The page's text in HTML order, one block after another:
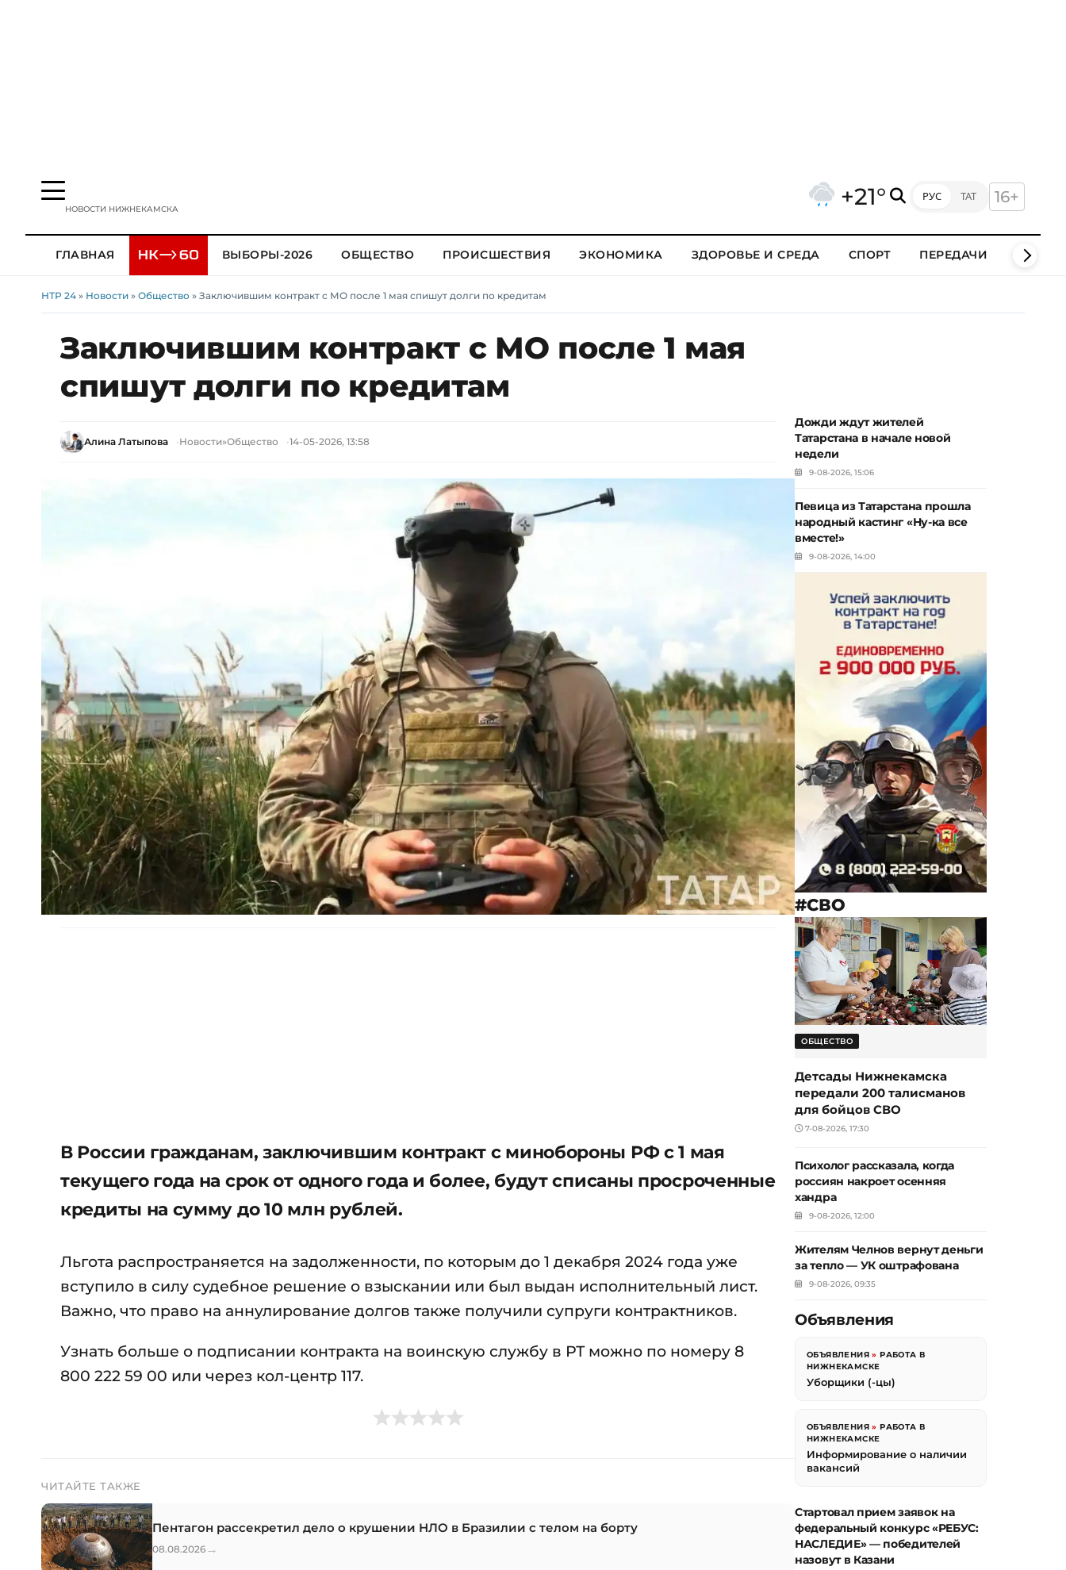
НОВОСТИ НИЖНЕКАМСКА +21° РУС ТАТ 16+
ГЛАВНАЯ ВЫБОРЫ-2026 ОБЩЕСТВО ПРОИСШЕСТВИЯ ЭКОНОМИКА ЗДОРОВЬЕ И СРЕДА СПОРТ ПЕРЕДАЧИ КЛИПЫ
НТР 24 » Новости » Общество » Заключившим контракт с МО после 1 мая спишут долги по кредитам
Заключившим контракт с МО после 1 мая
спишут долги по кредитам
Алина Латыпова Новости»Общество 14-05-2026, 13:58
В России гражданам, заключившим контракт с минобороны РФ с 1 мая
текущего года на срок от одного года и более, будут списаны просроченные
кредиты на сумму до 10 млн рублей.
Льгота распространяется на задолженности, по которым до 1 декабря 2024 года уже
вступило в силу судебное решение о взыскании или был выдан исполнительный лист.
Важно, что право на аннулирование долгов также получили супруги контрактников.
Узнать больше о подписании контракта на воинскую службу в РТ можно по номеру 8
800 222 59 00 или через кол-центр 117.
ЧИТАЙТЕ ТАКЖЕ
Пентагон рассекретил дело о крушении НЛО в Бразилии с телом на борту
08.08.2026 →
Дожди ждут жителей
Татарстана в начале новой
недели
9-08-2026, 15:06
Певица из Татарстана прошла
народный кастинг «Ну-ка все
вместе!»
9-08-2026, 14:00
#СВО
ОБЩЕСТВО
Детсады Нижнекамска
передали 200 талисманов
для бойцов СВО
7-08-2026, 17:30
Психолог рассказала, когда
россиян накроет осенняя
хандра
9-08-2026, 12:00
Жителям Челнов вернут деньги
за тепло — УК оштрафована
9-08-2026, 09:35
Объявления
ОБЪЯВЛЕНИЯ »РАБОТА В
НИЖНЕКАМСКЕ
Уборщики (-цы)
ОБЪЯВЛЕНИЯ »РАБОТА В
НИЖНЕКАМСКЕ
Информирование о наличии
вакансий
Стартовал прием заявок на
федеральный конкурс «РЕБУС:
НАСЛЕДИЕ» — победителей
назовут в Казани